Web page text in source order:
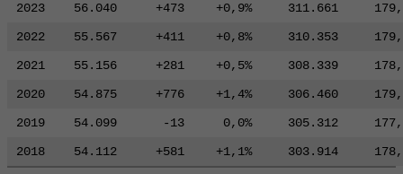
2023
56.040 +473 +0,9% 311.661
2022
55.567 +411 +0,8% 310.353
2021
55.156 +281 +0,5% 308.339
2020
54.875 +776 +1,4% 306.460
2019
54.099 -13 0,0% 305.312
2018
54.112 +581 +1,1% 303.914